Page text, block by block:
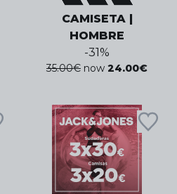
CAMISETA |
HOMBRE
-31%
35.00€ now 24.00€